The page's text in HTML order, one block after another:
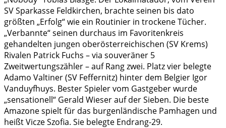
SV Sparkasse Feldkirchen, brachte seinen bis dato
größten „Erfolg“ wie ein Routinier in trockene Tücher.
„Verbannte“ seinen durchaus im Favoritenkreis
gehandelten jungen oberösterreichischen (SV Krems)
Rivalen Patrick Fuchs – via souveräner 5
Zweitwertungszähler – auf Rang zwei. Platz vier belegte
Adamo Valtiner (SV Feffernitz) hinter dem Belgier Igor
Vanduyfhuys. Bester Spieler vom Gastgeber wurde
„sensationell“ Gerald Wieser auf der Sieben. Die beste
Amazone spielt für das burgenländische Pamhagen und
heißt Vicze Szofia. Sie belegte Endrang-29.